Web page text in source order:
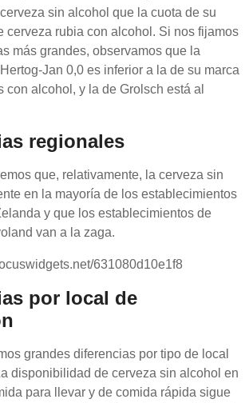
sin alcohol que la cuota de su
cerveza rubia con alcohol. Si nos fijamos
más grandes, observamos que la
Jan 0,0 es inferior a la de su marca
con alcohol, y la de Grolsch está al
regionales
que, relativamente, la cerveza sin
en la mayoría de los establecimientos
y que los establecimientos de
van a la zaga.
631080d10e1f8
por local de
grandes diferencias por tipo de local
disponibilidad de cerveza sin alcohol en
para llevar y de comida rápida sigue